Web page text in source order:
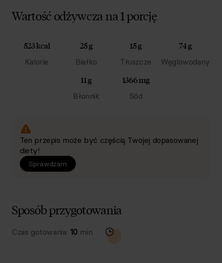
Wartość odżywcza na 1 porcję
523 kcal
Kalorie
25 g
Białko
15 g
Tłuszcze
74 g
Węglowodany
11 g
Błonnik
1366 mg
Sód
Ten przepis może być częścią Twojej dopasowanej
diety!
Sprawdzam
Sposób przygotowania
Czas gotowania: 10 min.